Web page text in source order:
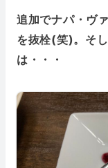
追加でナパ・ヴ
を抜栓(笑)。そ
は・・・